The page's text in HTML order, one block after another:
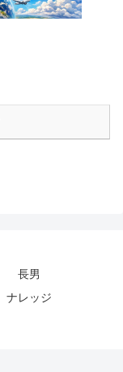
長男
ナレッジ